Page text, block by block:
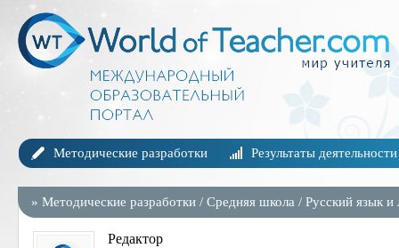
Методические разработки Результаты деятельности
» Методические разработки / Средняя школа / Русский язык и
Редактор